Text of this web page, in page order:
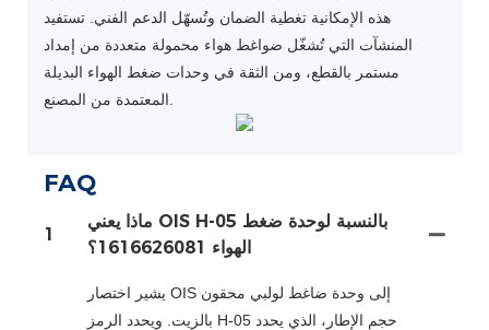
هذه الإمكانية تغطية الضمان وتُسهّل الدعم الفني. تستفيد
المنشآت التي تُشغّل ضواغط هواء محمولة متعددة من إمداد
مستمر بالقطع، ومن الثقة في وحدات ضغط الهواء البديلة
FAQ
1
ماذا يعني OIS H-05 بالنسبة لوحدة ضغط
الهواء 1616626081؟
يشير اختصار OIS إلى وحدة ضاغط لولبي محقون
بالزيت. ويحدد الرمز H-05 حجم الإطار، الذي يحدد